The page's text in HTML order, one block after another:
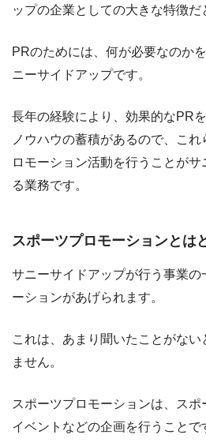
ップの企業としての大きな特徴だ
PRのためには、何が必要なのか
ニーサイドアップです。
長年の経験により、効果的なPR
ノウハウの蓄積があるので、こ
ロモーション活動を行うことが
る業務です。
スポーツプロモーションとは
サニーサイドアップが行う事業
ーションがあげられます。
これは、あまり聞いたことがな
ません。
スポーツプロモーションは、ス
イベントなどの企画を行うことで